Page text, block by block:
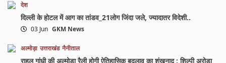
देश
दिल्ली के होटल में आग का तांडव_21लोग जिंदा जले, ज्यादातर विदेशी..
03 Jun GKM News
अल्मोड़ा उत्तराखंड नैनीताल
राहुल गांधी की अल्मोड़ा रैली होगी ऐतिहासिक बदलाव का शंखनाद : शिल्पी अरोड़ा